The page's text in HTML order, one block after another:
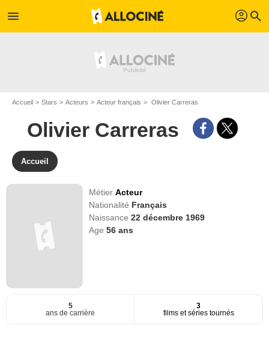
menu profil search
Accueil Stars Acteurs Acteur français Olivier Carreras
Olivier Carreras
Accueil
MétierActeur
Nationalité Français
Naissance22 décembre 1969
Age56 ans
5
ans de carrière
3
films et séries tournés